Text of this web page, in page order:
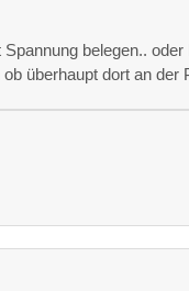
belegen..
überhaupt dort an der